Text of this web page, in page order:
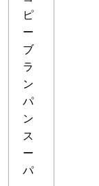
ピ
ー
ブ
ラ
ン
パ
ン
ス
ー
パ